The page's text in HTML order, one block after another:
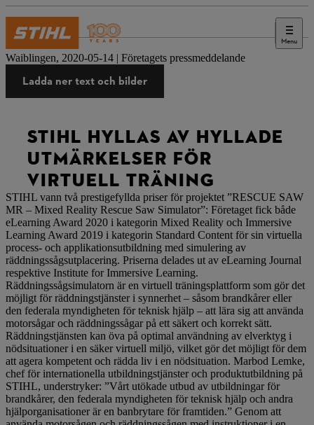
Menu
Press
Waiblingen, 2020-05-14 | Företagets pressmeddelande
Ladda ner text och bilder
STIHL HYLLAS AV HYLLADE
UTMÄRKELSER FÖR
VIRTUELL TRÄNING
STIHL vann två prestigefyllda priser för projektet ”RESCUE SAW
MR – Mixed Reality Rescue Saw Simulator”: Företaget fick både
eLearning Award 2020 i kategorin Mixed Reality och Immersive
Learning Award 2019 i kategorin Standard Content för sin virtuella
process- och applikationsutbildning med simulering av
räddningssågsutplacering. Priserna delades ut av eLearning Journal
respektive Institute for Immersive Learning.
Räddningssågsimulatorn är en virtuell träningsplattform som gör det
möjligt för räddningstjänster i synnerhet – såsom brandkårer eller
den federala myndigheten för teknisk hjälp – att lära sig att använda
motorsågar och räddningssågar på ett säkert och korrekt sätt.
Räddningstjänsten kan öva på optimal användning av elverktyg i
nödsituationer i en säker virtuell miljö, vilket gör det möjligt för dem
att agera kompetent och rädda liv i en nödsituation. Marbod Lemke,
chef för internationella utbildningstjänster och produktutbildning på
STIHL, understryker: ”Vårt utökade utbud av utbildningar för
brandkårer, den federala myndigheten för teknisk hjälp och andra
hjälporganisationer är en banbrytare för framtiden.” Genom att